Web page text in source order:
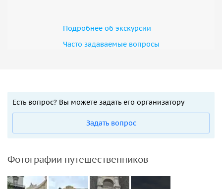
Подробнее об экскурсии
Часто задаваемые вопросы
Есть вопрос? Вы можете задать его организатору
Задать вопрос
Фотографии путешественников